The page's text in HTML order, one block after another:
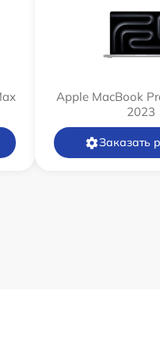
Apple MacBook
2023
Заказать